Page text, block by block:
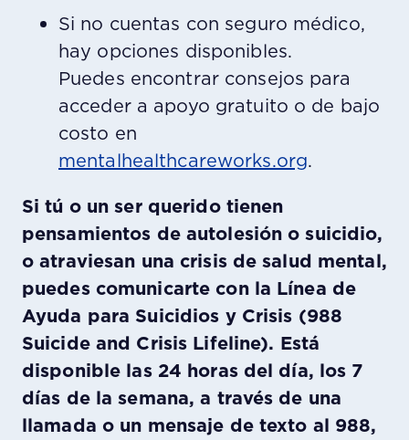
Si no cuentas con seguro médico,
hay opciones disponibles.
Puedes encontrar consejos para
acceder a apoyo gratuito o de bajo
costo en
mentalhealthcareworks.org.
Si tú o un ser querido tienen
pensamientos de autolesión o suicidio,
o atraviesan una crisis de salud mental,
puedes comunicarte con la Línea de
Ayuda para Suicidios y Crisis (988
Suicide and Crisis Lifeline). Está
disponible las 24 horas del día, los 7
días de la semana, a través de una
llamada o un mensaje de texto al 988,